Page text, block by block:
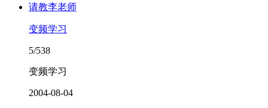
请教李老师
变频学习
5/538
变频学习
2004-08-04